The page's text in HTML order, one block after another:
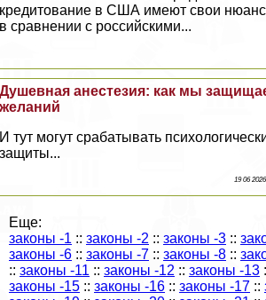
кредитование в США имеют свои
в сравнении с российскими...
Душевная анестезия: как мы
желаний
И тут могут сpaбатывать
защиты...
19 06
Еще:
законы -1 :: законы -2 :: законы -3 ::
законы -6 :: законы -7 :: законы -8 ::
:: законы -11 :: законы -12 :: законы -13
законы -15 :: законы -16 :: законы -17 ::